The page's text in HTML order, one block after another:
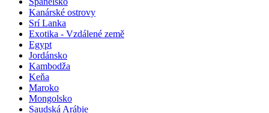
Kanárské ostrovy
Srí Lanka
Exotika - Vzdálené země
Egypt
Jordánsko
Kambodža
Keňa
Maroko
Mongolsko
Saudská Arábie